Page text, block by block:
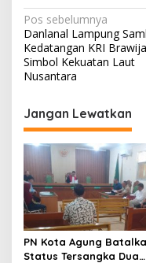
N
a
v
g
a
s
i
p
o
s
Pos sebelumnya
Danlanal Lampung
Kedatangan KRI
Simbol Kekuatan Laut
Nusantara
Jangan Lewatkan
PN Kota Agung
Status Tersangka Dua